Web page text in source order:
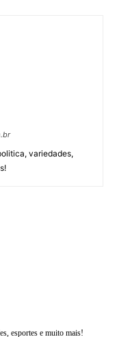
variedades,
esportes e muito mais!